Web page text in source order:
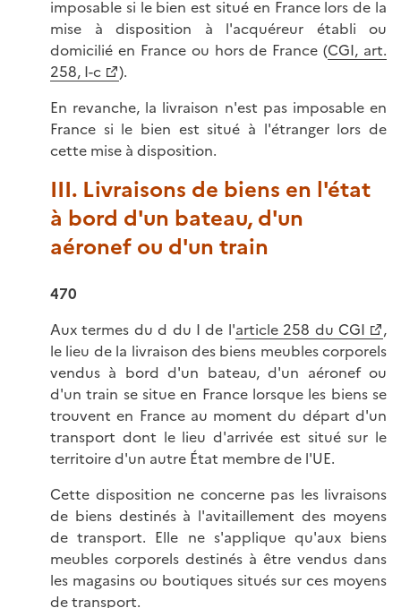
imposable si le bien est situé en France lors de la
mise à disposition à l'acquéreur établi ou
domicilié en France ou hors de France (CGI, art.
258, I-c
).
En revanche, la livraison n'est pas imposable en
France si le bien est situé à l'étranger lors de
cette mise à disposition.
III. Livraisons de biens en l'état
à bord d'un bateau, d'un
aéronef ou d'un train
470
Aux termes du d du I de l'article 258 du CGI
,
le lieu de la livraison des biens meubles corporels
vendus à bord d'un bateau, d'un aéronef ou
d'un train se situe en France lorsque les biens se
trouvent en France au moment du départ d'un
transport dont le lieu d'arrivée est situé sur le
territoire d'un autre État membre de l'UE.
Cette disposition ne concerne pas les livraisons
de biens destinés à l'avitaillement des moyens
de transport. Elle ne s'applique qu'aux biens
meubles corporels destinés à être vendus dans
les magasins ou boutiques situés sur ces moyens
de transport.